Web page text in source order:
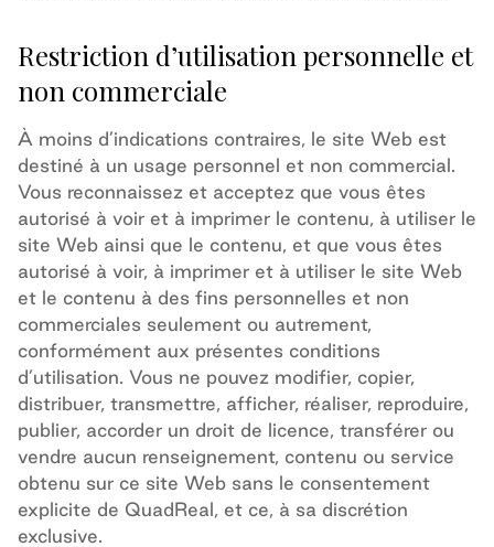
Restriction d’utilisation personnelle et
non commerciale
À moins d’indications contraires, le site Web est
destiné à un usage personnel et non commercial.
Vous reconnaissez et acceptez que vous êtes
autorisé à voir et à imprimer le contenu, à utiliser le
site Web ainsi que le contenu, et que vous êtes
autorisé à voir, à imprimer et à utiliser le site Web
et le contenu à des fins personnelles et non
commerciales seulement ou autrement,
conformément aux présentes conditions
d’utilisation. Vous ne pouvez modifier, copier,
distribuer, transmettre, afficher, réaliser, reproduire,
publier, accorder un droit de licence, transférer ou
vendre aucun renseignement, contenu ou service
obtenu sur ce site Web sans le consentement
explicite de QuadReal, et ce, à sa discrétion
exclusive.